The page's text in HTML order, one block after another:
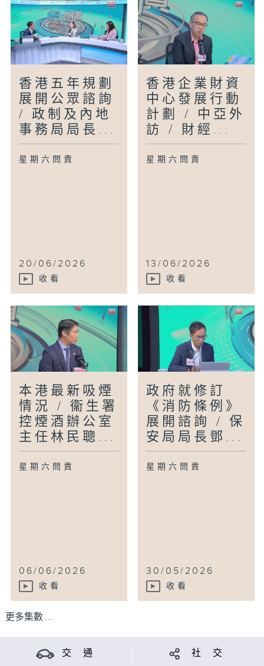
香港五年規劃
展開公眾諮詢
/ 政制及內地
事務局局長...
星期六問責
20/06/2026
收看
香港企業財資
中心發展行動
計劃 / 中亞外
訪 / 財經...
星期六問責
13/06/2026
收看
本港最新吸煙
情況 / 衞生署
控煙酒辦公室
主任林民聰...
星期六問責
06/06/2026
收看
政府就修訂
《消防條例》
展開諮詢 / 保
安局局長鄧...
星期六問責
30/05/2026
收看
更多集數 ...
交 通 社 交